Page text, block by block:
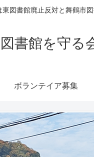
東図書館廃止反対と舞鶴市
書館を守る
ボランテイア募集